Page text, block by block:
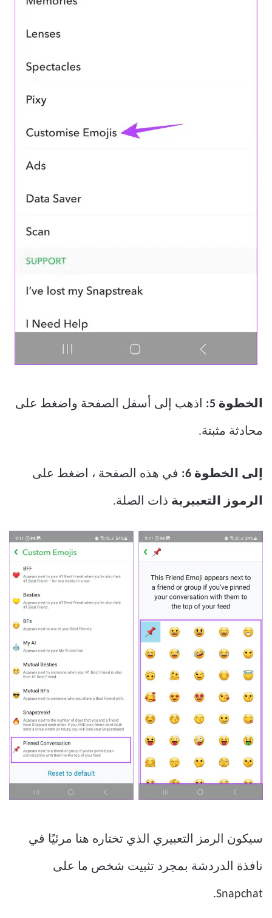
الخطوة 5: اذهب إلى أسفل الصفحة واضغط على
محادثة مثبتة.
إلى الخطوة 6: في هذه الصفحة ، اضغط على
الرموز التعبيرية ذات الصلة.
سيكون الرمز التعبيري الذي تختاره هنا مرئيًا في
نافذة الدردشة بمجرد تثبيت شخص ما على
Snapchat.